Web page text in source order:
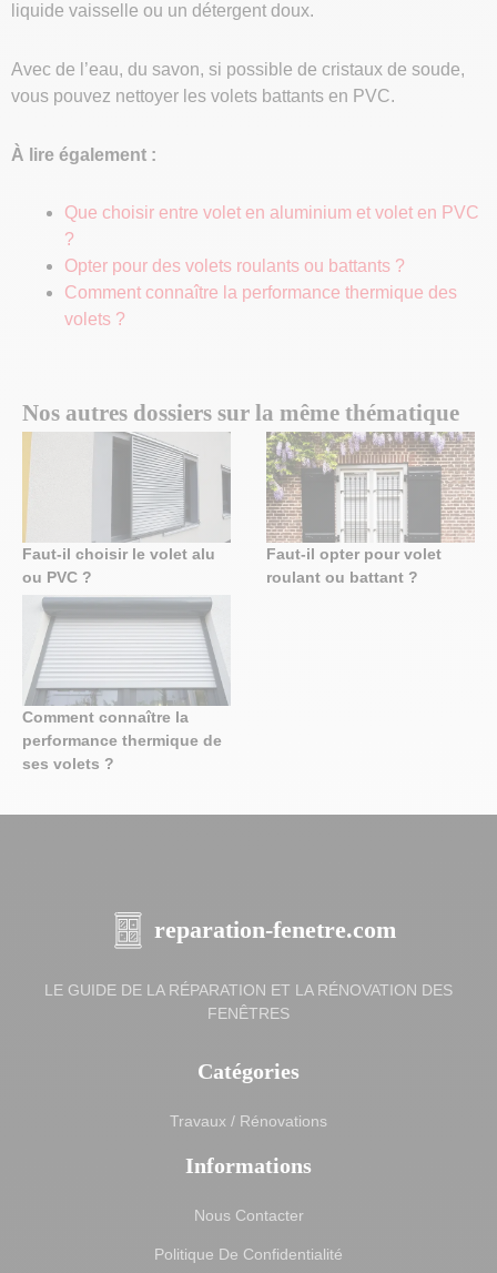
liquide vaisselle ou un détergent doux.
Avec de l’eau, du savon, si possible de cristaux de soude,
vous pouvez nettoyer les volets battants en PVC.
À lire également :
Que choisir entre volet en aluminium et volet en PVC
?
Opter pour des volets roulants ou battants ?
Comment connaître la performance thermique des
volets ?
Nos autres dossiers sur la même thématique
Faut-il choisir le volet alu
ou PVC ?
Faut-il opter pour volet
roulant ou battant ?
Comment connaître la
performance thermique de
ses volets ?
reparation-fenetre.com
LE GUIDE DE LA RÉPARATION ET LA RÉNOVATION DES
FENÊTRES
Catégories
Travaux / Rénovations
Informations
Nous Contacter
Politique De Confidentialité